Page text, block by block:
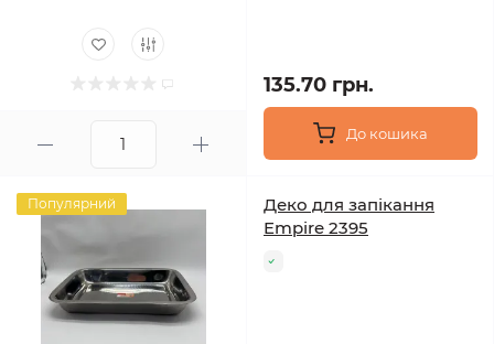
135.70 грн.
До кошика
Популярний
Деко для запікання
Empire 2395